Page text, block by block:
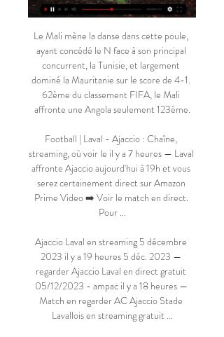
Le Mali mène la danse dans cette poule,
ayant concédé le N face à son principal
concurrent, la Tunisie, et largement
dominé la Mauritanie sur le score de 4-1.
62ème du classement FIFA, le Mali
affronte une Angola seulement 123ème.
Football | Laval - Ajaccio : Chaîne,
streaming, où voir le il y a 7 heures — Laval
affronte Ajaccio aujourd'hui à 19h et vous
serez certainement direct sur Amazon
Prime Video ➡️ Voir le match en direct.
Pour ...
Ajaccio Laval en streaming 5 décembre
2023 il y a 19 heures 5 déc. 2023 —
regarder Ajaccio Laval en direct gratuit
05/12/2023 - ampac il y a 18 heures —
Match en regarder AC Ajaccio Stade
Lavallois en streaming gratuit ...